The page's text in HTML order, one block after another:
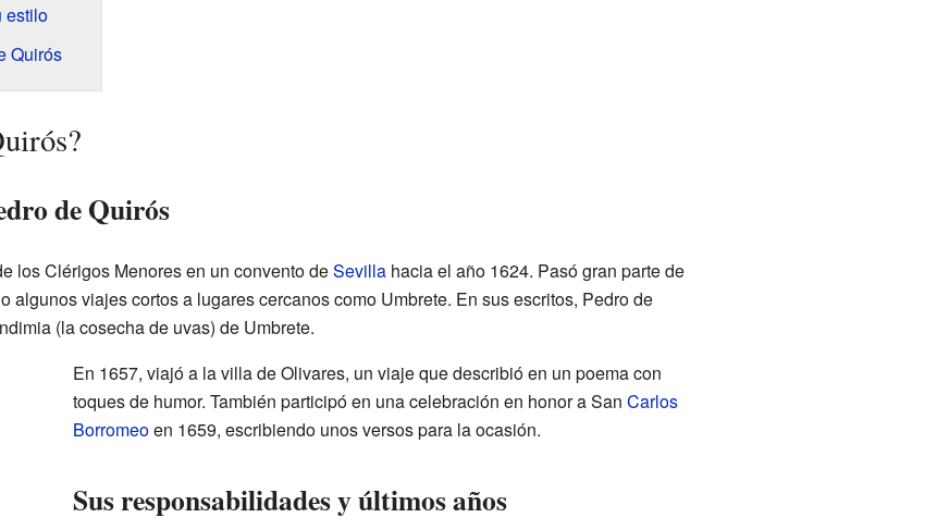
estilo
Quirós
de Quirós
los Clérigos Menores en un convento deSevillahacia el año 1624. Pasó gran parte de
algunos viajes cortos a lugares cercanos como Umbrete. En sus escritos, Pedro de
(la cosecha de uvas) de Umbrete.
En 1657, viajó a la villa de Olivares, un viaje que describió en un poema con
toques de humor. También participó en una celebración en honor a San Carlos
Borromeoen 1659, escribiendo unos versos para la ocasión.
Sus responsabilidades y últimos años